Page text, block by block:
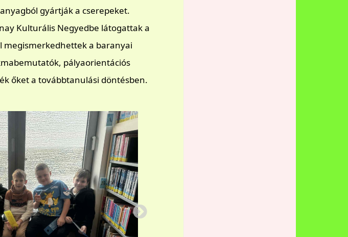
gyártják a cserepeket.
Kulturális Negyedbe látogattak a
megismerkedhettek a baranyai
pályaorientációs
őket a továbbtanulási döntésben.